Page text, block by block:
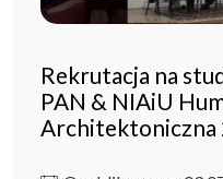
Rekrutacja na
PAN & NIAiU
Architektoniczna